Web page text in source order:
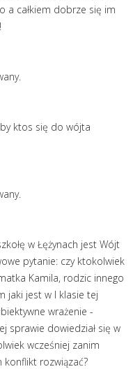
a całkiem dobrze się im
ktos się do wójta
w Łężynach jest Wójt
pytanie: czy ktokolwiek
Kamila, rodzic innego
jaki jest w I klasie tej
wrażenie -
sprawie dowiedział się w
wcześniej zanim
konflikt rozwiązać?